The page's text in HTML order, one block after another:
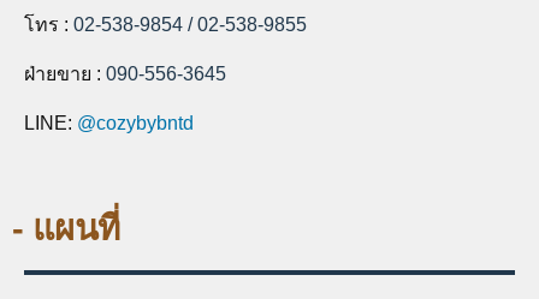
โทร : 02-538-9854 /02-538-9855
ฝ่ายขาย : 090-556-3645
LINE: @cozybybntd
- แผนที่